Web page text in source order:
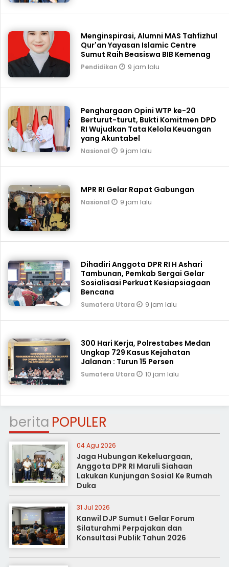
Menginspirasi, Alumni MAS Tahfizhul
Qur'an Yayasan Islamic Centre
Sumut Raih Beasiswa BIB Kemenag
Pendidikan 9 jam lalu
Penghargaan Opini WTP ke-20
Berturut-turut, Bukti Komitmen DPD
RI Wujudkan Tata Kelola Keuangan
yang Akuntabel
Nasional 9 jam lalu
MPR RI Gelar Rapat Gabungan
Nasional 9 jam lalu
Dihadiri Anggota DPR RI H Ashari
Tambunan, Pemkab Sergai Gelar
Sosialisasi Perkuat Kesiapsiagaan
Bencana
Sumatera Utara 9 jam lalu
300 Hari Kerja, Polrestabes Medan
Ungkap 729 Kasus Kejahatan
Jalanan : Turun 15 Persen
Sumatera Utara 10 jam lalu
berita POPULER
04 Agu 2026
Jaga Hubungan Kekeluargaan,
Anggota DPR RI Maruli Siahaan
Lakukan Kunjungan Sosial Ke Rumah
Duka
31 Jul 2026
Kanwil DJP Sumut I Gelar Forum
Silaturahmi Perpajakan dan
Konsultasi Publik Tahun 2026